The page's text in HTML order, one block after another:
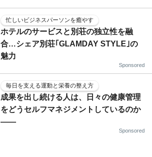
忙しいビジネスパーソンを癒やす
ホテルのサービスと別荘の独立性を融
合…シェア別荘｢GLAMDAY STYLE｣の
魅力
Sponsored
毎日を支える運動と栄養の整え方
成果を出し続ける人は、日々の健康管理
をどうセルフマネジメントしているのか
——
Sponsored